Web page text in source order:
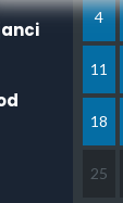
4
11
18
25